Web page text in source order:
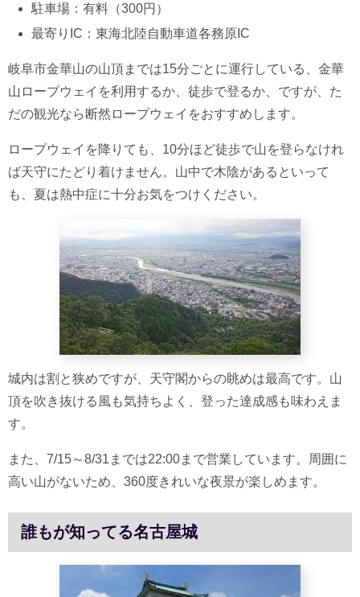
駐車場：有料（300円）
最寄りIC：東海北陸自動車道各務原IC
岐阜市金華山の山頂までは15分ごとに運行している、金華
山ロープウェイを利用するか、徒歩で登るか、ですが、た
だの観光なら断然ロープウェイをおすすめします。
ロープウェイを降りても、10分ほど徒歩で山を登らなけれ
ば天守にたどり着けません。山中で木陰があるといって
も、夏は熱中症に十分お気をつけください。
城内は割と狭めですが、天守閣からの眺めは最高です。山
頂を吹き抜ける風も気持ちよく、登った達成感も味わえま
す。
また、7/15～8/31までは22:00まで営業しています。周囲に
高い山がないため、360度きれいな夜景が楽しめます。
誰もが知ってる名古屋城